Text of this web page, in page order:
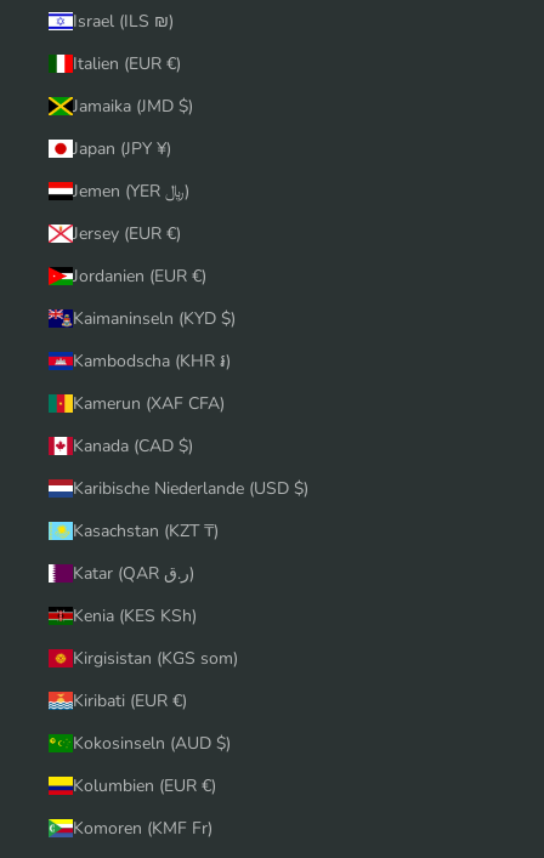
Israel (ILS ₪)
Italien (EUR €)
Jamaika (JMD $)
Japan (JPY ¥)
Jemen (YER ﷼)
Jersey (EUR €)
Jordanien (EUR €)
Kaimaninseln (KYD $)
Kambodscha (KHR ៛)
Kamerun (XAF CFA)
Kanada (CAD $)
Karibische Niederlande (USD $)
Kasachstan (KZT ₸)
Katar (QAR ر.ق)
Kenia (KES KSh)
Kirgisistan (KGS som)
Kiribati (EUR €)
Kokosinseln (AUD $)
Kolumbien (EUR €)
Komoren (KMF Fr)